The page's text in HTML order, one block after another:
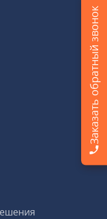
Заказать обратный звонок